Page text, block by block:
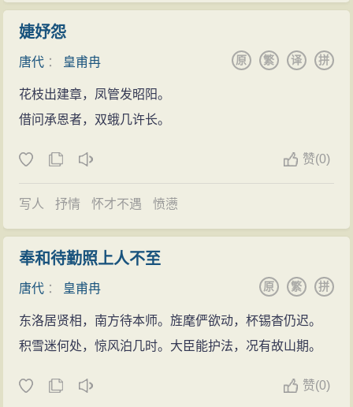
婕妤怨
唐代 ： 皇甫冉 拼
译
繁
原
花枝出建章，凤管发昭阳。
借问承恩者，双蛾几许长。
赞(0)
写人 抒情 怀才不遇 愤懑
奉和待勤照上人不至
唐代 ： 皇甫冉 拼
繁
原
东洛居贤相，南方待本师。旌麾俨欲动，杯锡杳仍迟。
积雪迷何处，惊风泊几时。大臣能护法，况有故山期。
赞(0)